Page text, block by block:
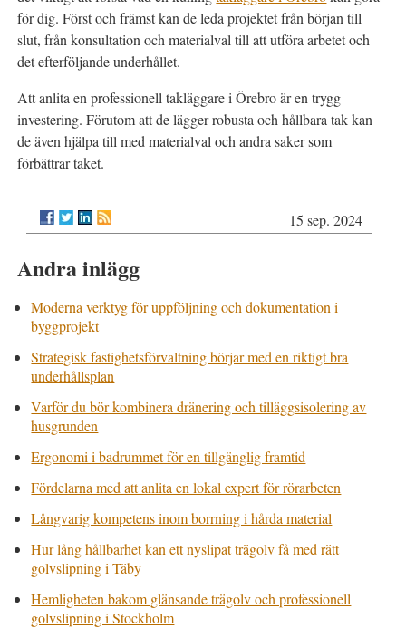
för dig. Först och främst kan de leda projektet från början till
slut, från konsultation och materialval till att utföra arbetet och
det efterföljande underhållet.
Att anlita en professionell takläggare i Örebro är en trygg
investering. Förutom att de lägger robusta och hållbara tak kan
de även hjälpa till med materialval och andra saker som
förbättrar taket.
15 sep. 2024
Andra inlägg
Moderna verktyg för uppföljning och dokumentation i
byggprojekt
Strategisk fastighetsförvaltning börjar med en riktigt bra
underhållsplan
Varför du bör kombinera dränering och tilläggsisolering av
husgrunden
Ergonomi i badrummet för en tillgänglig framtid
Fördelarna med att anlita en lokal expert för rörarbeten
Långvarig kompetens inom borrning i hårda material
Hur lång hållbarhet kan ett nyslipat trägolv få med rätt
golvslipning i Täby
Hemligheten bakom glänsande trägolv och professionell
golvslipning i Stockholm